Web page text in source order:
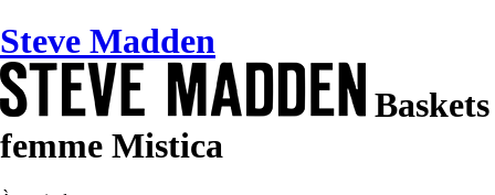
Steve Madden
Baskets
femme Mistica